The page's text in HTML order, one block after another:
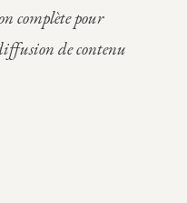
complète pour
de contenu